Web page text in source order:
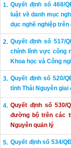
Quyết định số 468/
luật về danh mục
dục nghề nghiệp trên
Quyết định số 517/
chính lĩnh vực công
Khoa học và Công
Quyết định số 520/
tỉnh Thái Nguyên giai
Quyết định số 530/
đường bộ trên các
Nguyên quản lý
Quyết định số 534/